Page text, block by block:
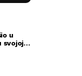
u
svojoj